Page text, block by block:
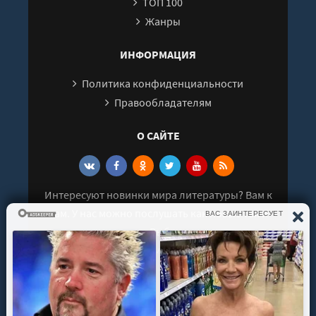
Жанры
ИНФОРМАЦИЯ
Политика конфиденциальности
Правообладателям
О САЙТЕ
Интересуют новинки мира литературы? Вам к
нам. У нас можно послушать как новые так и
старые аудиокниги. Выбрать и поделиться с
друзьями лучшими аудиокнигами!